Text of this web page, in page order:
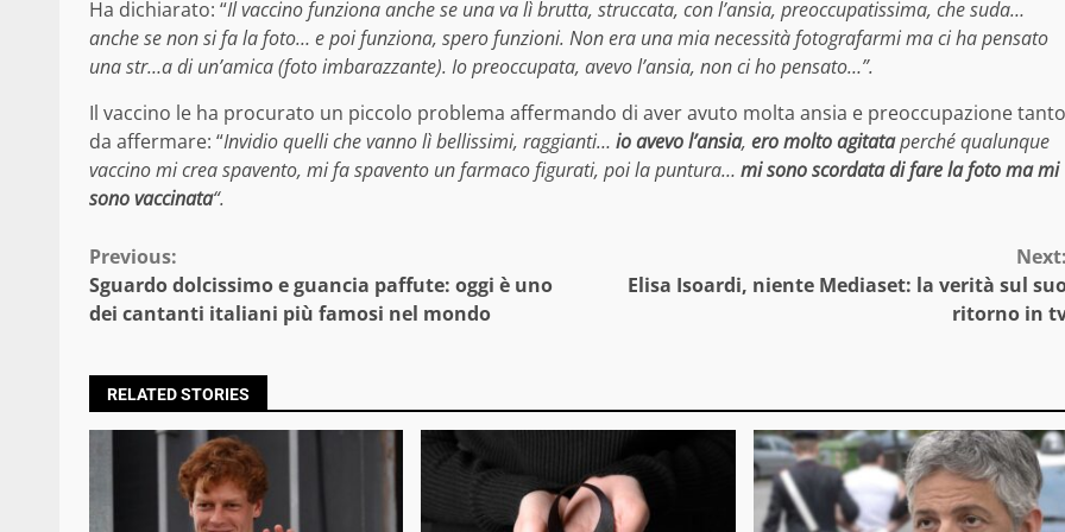
Ha dichiarato: “Il vaccino funziona anche se una va lì brutta, struccata, con l’ansia, preoccupatissima, che suda…
anche se non si fa la foto… e poi funziona, spero funzioni. Non era una mia necessità fotografarmi ma ci ha pensato
una str…a di un’amica (foto imbarazzante). Io preoccupata, avevo l’ansia, non ci ho pensato…”.
Il vaccino le ha procurato un piccolo problema affermando di aver avuto molta ansia e preoccupazione tanto
da affermare: “Invidio quelli che vanno lì bellissimi, raggianti… io avevo l’ansia, ero molto agitataperché qualunque
vaccino mi crea spavento, mi fa spavento un farmaco figurati, poi la puntura… mi sono scordata di fare la foto ma mi
sono vaccinata“.
Continue
Reading
Previous:
Sguardo dolcissimo e guancia paffute: oggi è uno
dei cantanti italiani più famosi nel mondo
Next:
Elisa Isoardi, niente Mediaset: la verità sul
ritorno in
RELATED STORIES